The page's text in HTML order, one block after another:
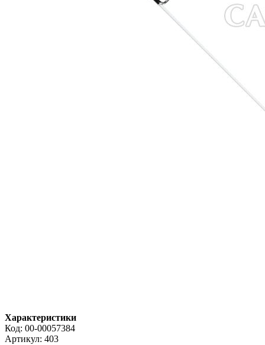
Характеристики
Код: 00-00057384
Артикул: 403